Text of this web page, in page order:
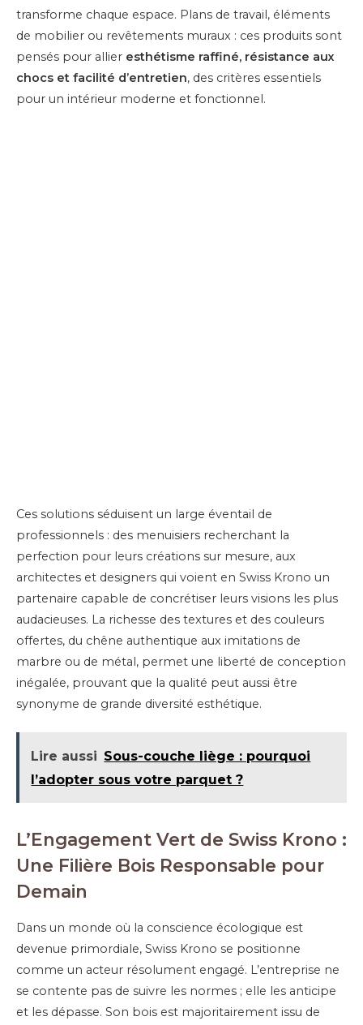
transforme chaque espace. Plans de travail, éléments
de mobilier ou revêtements muraux : ces produits sont
pensés pour allier esthétisme raffiné, résistance aux
chocs et facilité d’entretien, des critères essentiels
pour un intérieur moderne et fonctionnel.
Ces solutions séduisent un large éventail de
professionnels : des menuisiers recherchant la
perfection pour leurs créations sur mesure, aux
architectes et designers qui voient en Swiss Krono un
partenaire capable de concrétiser leurs visions les plus
audacieuses. La richesse des textures et des couleurs
offertes, du chêne authentique aux imitations de
marbre ou de métal, permet une liberté de conception
inégalée, prouvant que la qualité peut aussi être
synonyme de grande diversité esthétique.
Lire aussi Sous-couche liège : pourquoi
l’adopter sous votre parquet ?
L’Engagement Vert de Swiss Krono :
Une Filière Bois Responsable pour
Demain
Dans un monde où la conscience écologique est
devenue primordiale, Swiss Krono se positionne
comme un acteur résolument engagé. L’entreprise ne
se contente pas de suivre les normes ; elle les anticipe
et les dépasse. Son bois est majoritairement issu de